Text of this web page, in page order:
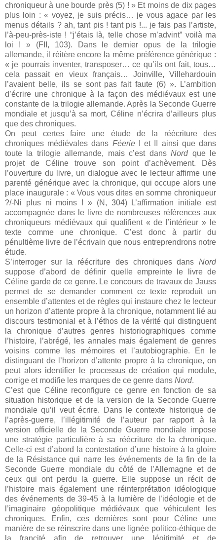
chroniqueur à une bourde près (5) ! » Et moins de dix pages
plus loin : « voyez, je suis précis… je vous agace par les
menus détails ? ah, tant pis ! tant pis !... je fais pas l’artiste,
l’à-peu-près-iste ! “j’étais là, telle chose m’advint” voilà ma
loi ! » (FII, 103). Dans le dernier opus de la trilogie
allemande, il réitère encore la même préférence générique :
« je pourrais inventer, transposer… ce qu’ils ont fait, tous…
cela passait en vieux français… Joinville, Villehardouin
l’avaient belle, ils se sont pas fait faute (6) ». L’ambition
d’écrire une chronique à la façon des médiévaux est une
constante de la trilogie allemande. Après la Seconde Guerre
mondiale et jusqu’à sa mort, Céline n’écrira d’ailleurs plus
que des chroniques.
On peut certes faire une étude de la réécriture des
chroniques médiévales dans FéerieI et II ainsi que dans
toute la trilogie allemande, mais c’est dansNordque le
projet de Céline trouve son point d’achèvement. Dès
l’ouverture du livre, un dialogue avec le lecteur affirme une
parenté générique avec la chronique, qui occupe alors une
place inaugurale : « Vous vous dites en somme chroniqueur
?/-Ni plus ni moins ! » (N, 304) L’affirmation initiale est
accompagnée dans le livre de nombreuses références aux
chroniqueurs médiévaux qui qualifient « de l’intérieur » le
texte comme une chronique. C’est donc à partir du
pénultième livre de l’écrivain que nous entreprendrons notre
étude.
S’interroger sur la réécriture des chroniques dans Nord
suppose d’abord de définir quelle empreinte le livre de
Céline garde de ce genre. Le concours de travaux de Jauss
permet de se demander comment ce texte reproduit un
ensemble d’attentes et de règles qui instaure chez le lecteur
un horizon d’attente propre à la chronique, notamment lié au
discours testimonial et à l’éthos de la vérité qui distinguent
la chronique d’autres genres historiographiques comme
l’histoire, l’abrégé, les annales mais également de genres
voisins comme les mémoires et l’autobiographie. En le
distinguant de l’horizon d’attente propre à la chronique, on
peut alors identifier le processus de création qui module,
corrige et modifie les marques de ce genre dans Nord.
C’est que Céline reconfigure ce genre en fonction de sa
situation historique et de la version de la Seconde Guerre
mondiale qu’il veut écrire. Dans le contexte historique de
l’après-guerre, l’illégitimité de l’auteur par rapport à la
version officielle de la Seconde Guerre mondiale impose
une stratégie particulière à sa réécriture de la chronique.
Celle-ci est d’abord la contestation d’une histoire à la gloire
de la Résistance qui narre les événements de la fin de la
Seconde Guerre mondiale du côté de l’Allemagne et de
ceux qui ont perdu la guerre. Elle suppose un récit de
l’histoire mais également une réinterprétation idéologique
des événements de 39-45 à la lumière de l’idéologie et de
l’imaginaire géopolitique médiévaux que véhiculent les
chroniques. Enfin, ces dernières sont pour Céline une
manière de se réinscrire dans une lignée politico-éthique de
la francité afin de retrouver une légitimité et de